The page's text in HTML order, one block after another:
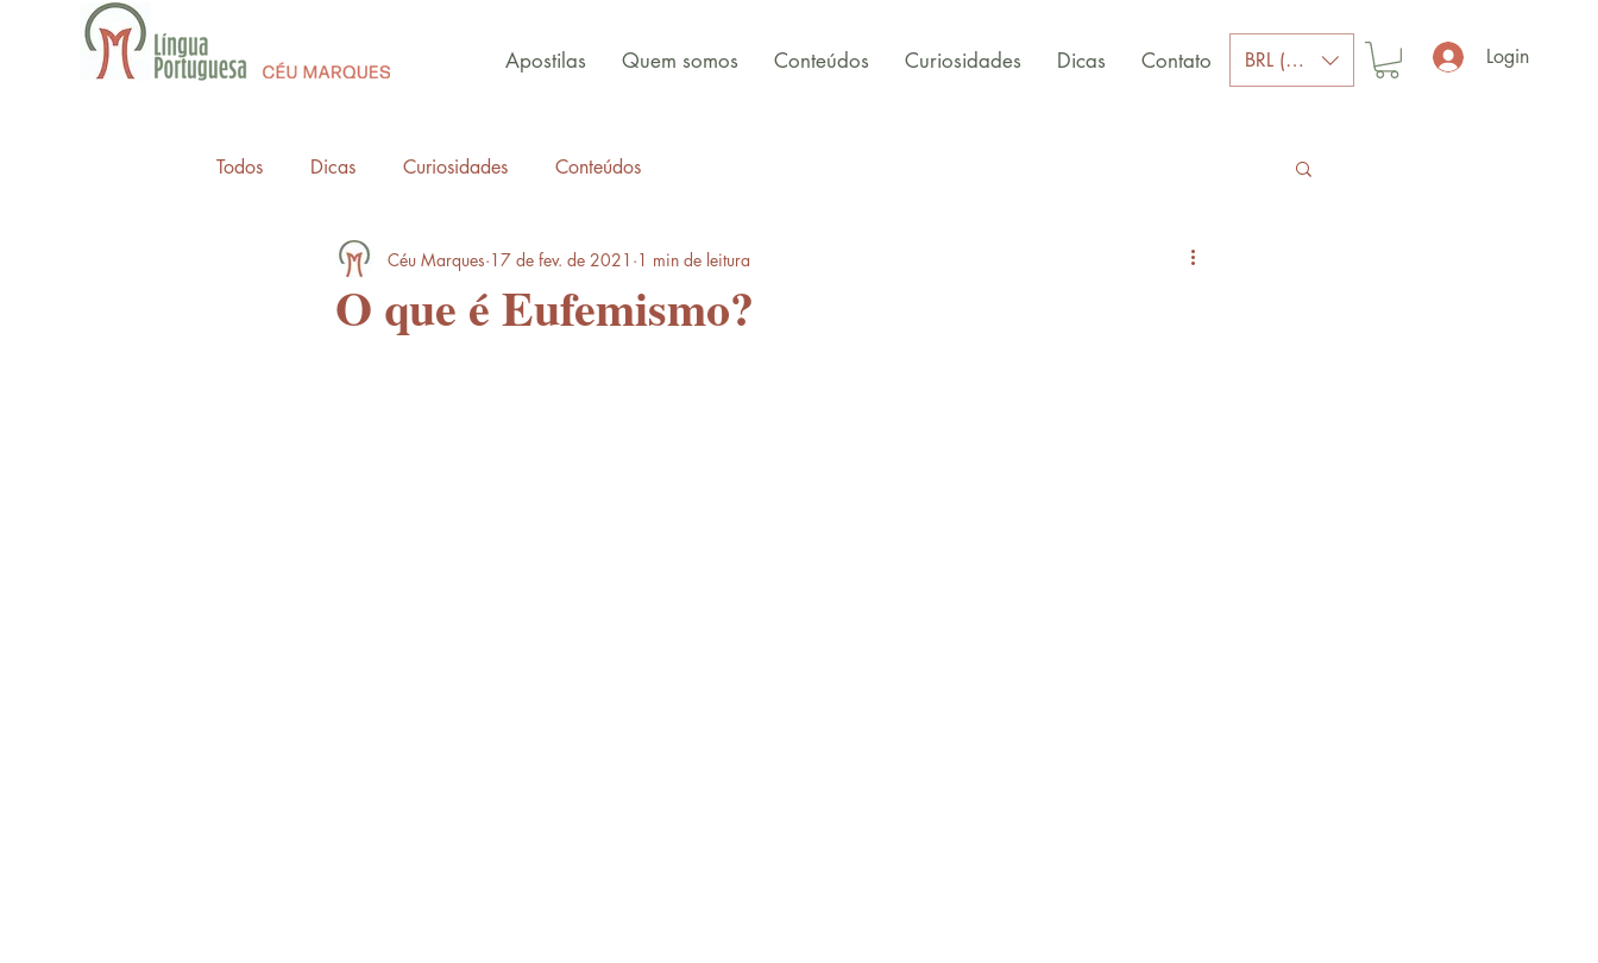
Apostilas Quem somos Conteúdos Curiosidades Dicas Contato BRL (R$) Login
Todos Dicas Curiosidades Conteúdos
O que é Eufemismo?
Céu Marques 17 de fev. de 2021 1 min de leitura